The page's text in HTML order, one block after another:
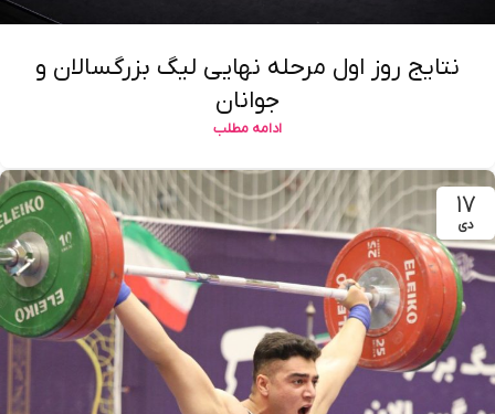
نتایج روز اول مرحله نهایی لیگ بزرگسالان و
جوانان
ادامه مطلب
۱۷
دی